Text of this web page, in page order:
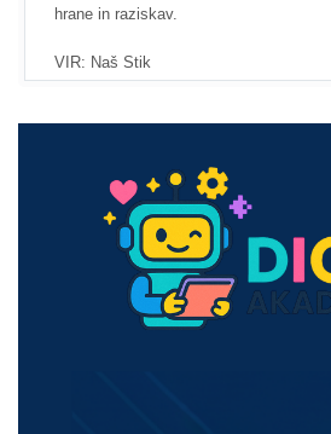
hrane in raziskav.
VIR: Naš Stik